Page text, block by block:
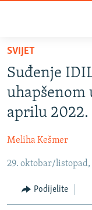
Pređite
glavni
sadržaj
Pređite
na
glavnu
Pređite
pretragu
VIJESTI
BOSNA I
SRBIJA
CRNA GORA
VIZUELNO
VIDEO
PODCASTI
SVIJET
Suđenje
uhapšenom
aprilu 2022.
Meliha Kešmer
29. oktobar/listopad,
Podijelite